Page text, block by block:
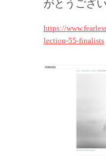
がとうござ
https://
lection-55-finalists